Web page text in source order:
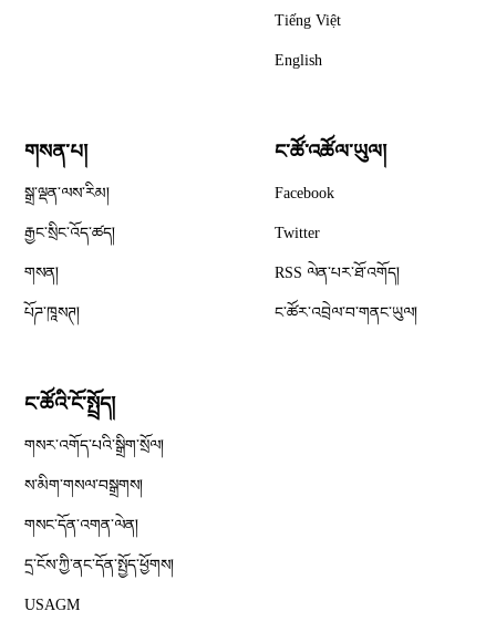
Tiếng Việt
English
གསན་པ།
སྒྲ་ལྡན་ལས་རིམ།
རྒྱང་སྲིང་འོད་ཚད།
གསན།
པོཌ་ཁཱསཊ།
ང་ཚོ་འཚོལ་ཡུལ།
Facebook
Twitter
RSS ལེན་པར་ཐོ་འགོད།
ང་ཚོར་འབྲེལ་བ་གནང་ཡུལ།
ང་ཚོའི་ངོ་སྤྲོད།
གསར་འགོད་པའི་སྒྲིག་སྲོལ།
ས་མིག་གསལ་བསྒྲགས།
གསང་དོན་འགན་ལེན།
དྲ་ངོས་ཀྱི་ནང་དོན་སྤྱོད་ཕྱོགས།
USAGM